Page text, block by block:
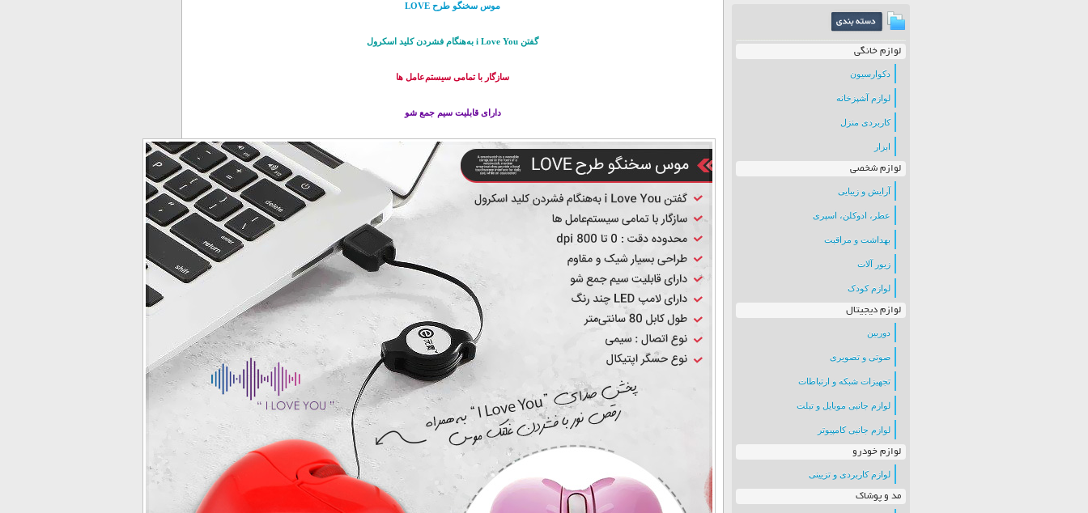
لوازم خانگی
دکوارسیون
لوازم آشپزخانه
کاربردی منزل
ابزار
لوازم شخصی
آرایش و زیبایی
عطر، ادوکلن، اسپری
بهداشت و مراقبت
زیور آلات
لوازم کودک
لوازم دیجیتال
دوربین
صوتی و تصویری
تجهیزات شبکه و ارتباطات
لوازم جانبی موبایل و تبلت
لوازم جانبی کامپیوتر
لوازم خودرو
لوازم کاربردی و تزیینی
مد و پوشاک
موس سخنگو طرح LOVE
گفتن i Love You به‌هنگام فشردن کلید اسکرول
سازگار با تمامی سیستم‌عامل ها
دارای قابلیت سیم جمع شو